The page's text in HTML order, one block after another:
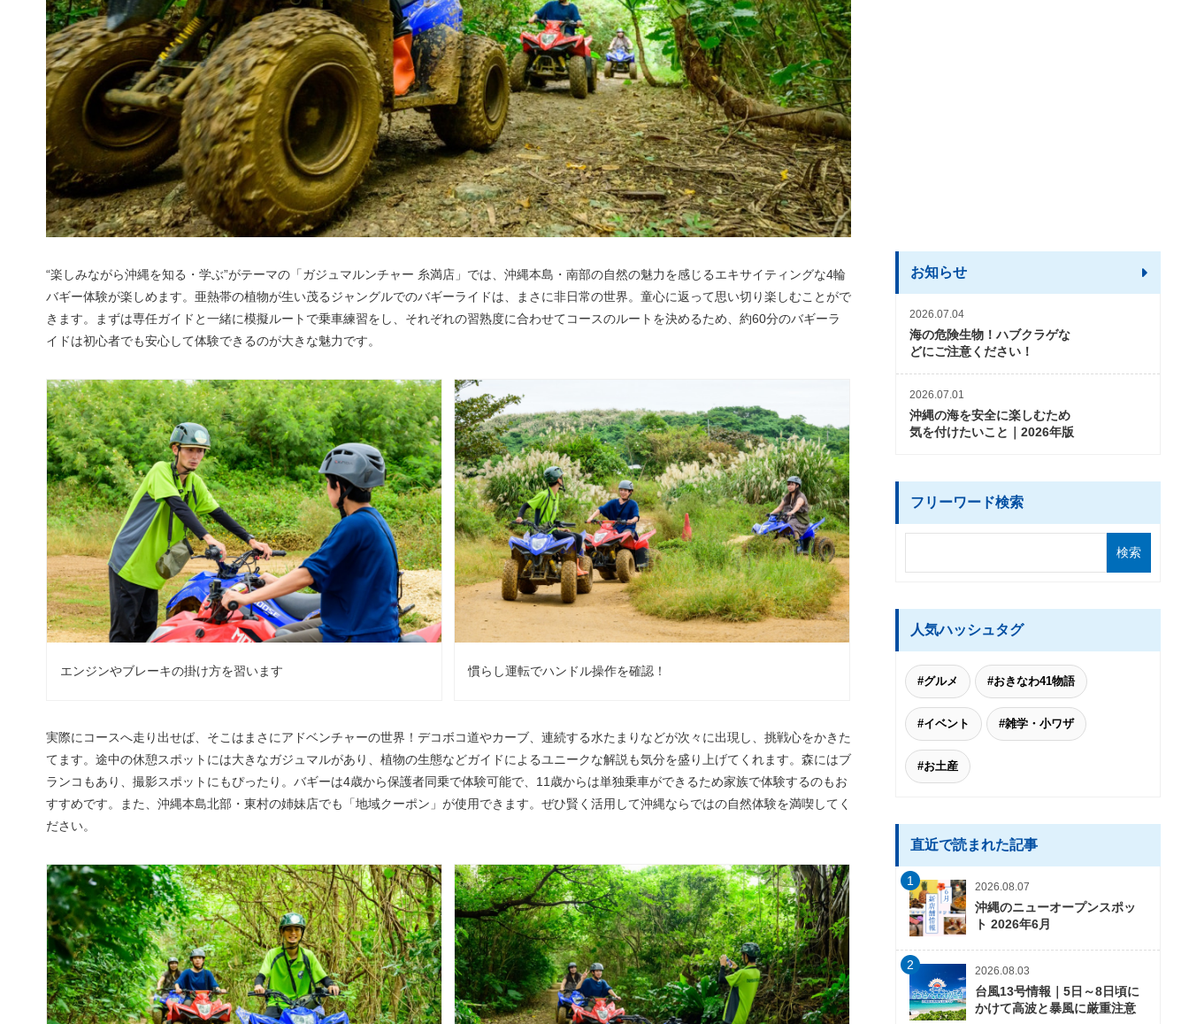
“楽しみながら沖縄を知る・学ぶ”がテーマの「ガジュマルンチャー 糸満店」では、沖縄本島・南部の自然の魅力を感じるエキサイティングな4輪
バギー体験が楽しめます。亜熱帯の植物が生い茂るジャングルでのバギーライドは、まさに非日常の世界。童心に返って思い切り楽しむことがで
きます。まずは専任ガイドと一緒に模擬ルートで乗車練習をし、それぞれの習熟度に合わせてコースのルートを決めるため、約60分のバギーラ
イドは初心者でも安心して体験できるのが大きな魅力です。
エンジンやブレーキの掛け方を習います 慣らし運転でハンドル操作を確認！
実際にコースへ走り出せば、そこはまさにアドベンチャーの世界！デコボコ道やカーブ、連続する水たまりなどが次々に出現し、挑戦心をかきた
てます。途中の休憩スポットには大きなガジュマルがあり、植物の生態などガイドによるユニークな解説も気分を盛り上げてくれます。森にはブ
ランコもあり、撮影スポットにもぴったり。バギーは4歳から保護者同乗で体験可能で、11歳からは単独乗車ができるため家族で体験するのもお
すすめです。また、沖縄本島北部・東村の姉妹店でも「地域クーポン」が使用できます。ぜひ賢く活用して沖縄ならではの自然体験を満喫してく
ださい。
お知らせ
2026.07.04
海の危険生物！ハブクラゲな
どにご注意ください！
2026.07.01
沖縄の海を安全に楽しむため
気を付けたいこと｜2026年版
フリーワード検索
人気ハッシュタグ
#グルメ #おきなわ41物語
#イベント #雑学・小ワザ
#お土産
直近で読まれた記事
1 2026.08.07
沖縄のニューオープンスポッ
ト 2026年6月
2 2026.08.03
台風13号情報｜5日～8日頃に
かけて高波と暴風に厳重注意